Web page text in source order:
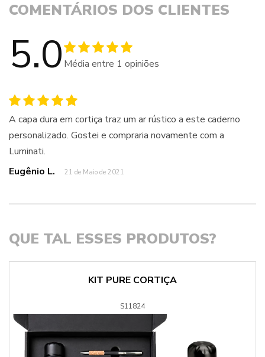
COMENTÁRIOS DOS CLIENTES
5.0 Média entre 1 opiniões
A capa dura em cortiça traz um ar rústico a este caderno
personalizado. Gostei e compraria novamente com a
Luminati.
Eugênio L.
21 de Maio de 2021
QUE TAL ESSES PRODUTOS?
KIT PURE CORTIÇA
S11824